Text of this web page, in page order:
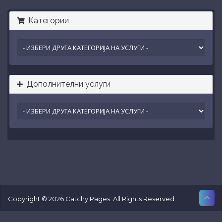
Категории
Дополнителни услуги
Copyright © 2026 Catchy Pages. All Rights Reserved.